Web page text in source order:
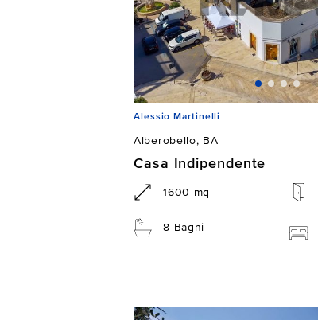
Alessio Martinelli
Alberobello, BA
Casa Indipendente
1600 mq
8 Bagni